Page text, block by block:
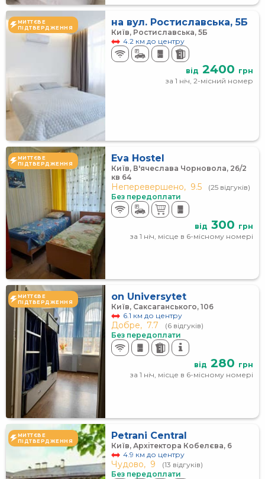
МИТТЄВЕ
ПІДТВЕРДЖЕННЯ
на вул. Ростиславська, 5Б
Київ, Ростиславська, 5Б
4.2 км до центру
від 2400 грн
за 1 ніч, 2-місний номер
МИТТЄВЕ
ПІДТВЕРДЖЕННЯ
Eva Hostel
Київ, В'ячеслава Чорновола, 26/2
кв 64
Неперевершено, 9.5
(25 відгуків)
Без передоплати
від 300 грн
за 1 ніч, місце в 6-місному номері
МИТТЄВЕ
ПІДТВЕРДЖЕННЯ
on Universytet
Київ, Саксаганського, 106
6.1 км до центру
Добре, 7.7
(6 відгуків)
Без передоплати
від 280 грн
за 1 ніч, місце в 6-місному номері
МИТТЄВЕ
ПІДТВЕРДЖЕННЯ
Petrani Central
Київ, Архітектора Кобелєва, 6
4.9 км до центру
Чудово, 9
(13 відгуків)
Без передоплати